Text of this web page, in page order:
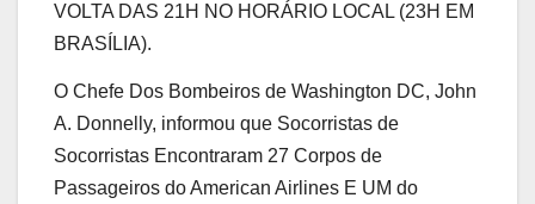
VOLTA DAS 21H NO HORÁRIO LOCAL (23H EM
BRASÍLIA).
O Chefe Dos Bombeiros de Washington DC, John
A. Donnelly, informou que Socorristas de
Socorristas Encontraram 27 Corpos de
Passageiros do American Airlines E UM do